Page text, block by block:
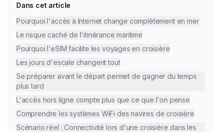
Dans cet article
Pourquoi l'accès à Internet change complètement en mer
Le risque caché de l'itinérance maritime
Pourquoi l'eSIM facilite les voyages en croisière
Les jours d'escale changent tout
Se préparer avant le départ permet de gagner du temps
plus tard
L'accès hors ligne compte plus que ce que l'on pense
Comprendre les systèmes WiFi des navires de croisière
Scénario réel : Connectivité lors d'une croisière dans les